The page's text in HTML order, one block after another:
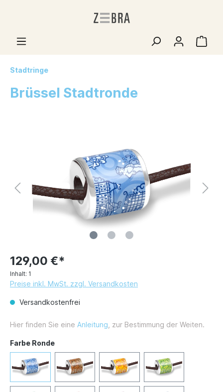
Stadtringe
Brüssel Stadtronde
129,00 €*
Inhalt: 1
Preise inkl. MwSt. zzgl. Versandkosten
Versandkostenfrei
Hier finden Sie eine Anleitung , zur Bestimmung der Weiten.
Farbe Ronde